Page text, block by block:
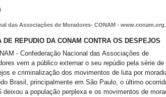
das Associações de Moradores- CONAM -
DE REPUDIO DA CONAM CONTRA OS DESPEJOS
- Confederação Nacional das Associações de
vem a público externar o seu repúdio pela série de
e criminalização dos movimentos de luta por
Brasil, principalmente em São Paulo, o último
deixou a população perplexa e os movimentos de